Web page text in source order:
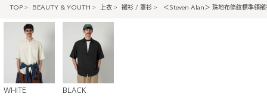
TOP > BEAUTY & YOUTH > 上衣 > 襯衫 / 罩衫 > ＜Steven Alan＞ 珠地布條紋標準領
WHITE BLACK